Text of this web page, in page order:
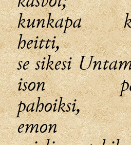
kunkapa
heitti,
se sikesi
ison
pahoiksi,
emon